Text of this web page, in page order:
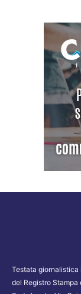
Testata giornalistica
del Registro